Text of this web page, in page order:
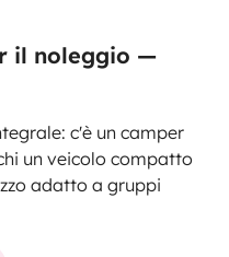
il noleggio —
c'è un camper
un veicolo compatto
adatto a gruppi